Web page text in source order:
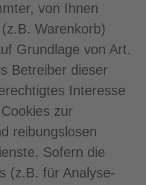
von Ihnen
Warenkorb)
Grundlage von Art.
Betreiber dieser
Interesse
zur
reibungslosen
Sofern die
(z.B. für Analyse-